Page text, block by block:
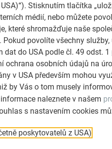
Stisknutím tlačítka
médií, nebo můžete
které shromažďuje naše
Pokud povolíte všechny
do USA podle čl. 49 odst. 1
ochrana osobních údajů na
v USA především mohou
by Vás o tom musely
naleznete v našem
s nastavením cookies
poskytovatelů z USA)